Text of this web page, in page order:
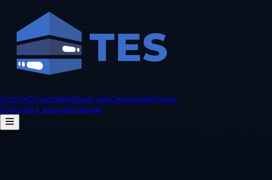
УслугиОтраслиКейсыО насСведенияЭтапы
Получить консультацию